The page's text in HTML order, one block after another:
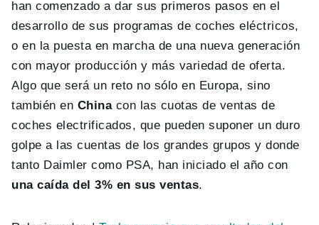
han comenzado a dar sus primeros pasos en el
desarrollo de sus programas de coches eléctricos,
o en la puesta en marcha de una nueva generación
con mayor producción y más variedad de oferta.
Algo que será un reto no sólo en Europa, sino
también en Chinacon las cuotas de ventas de
coches electrificados, que pueden suponer un duro
golpe a las cuentas de los grandes grupos y donde
tanto Daimler como PSA, han iniciado el año con
una caída del 3% en sus ventas.